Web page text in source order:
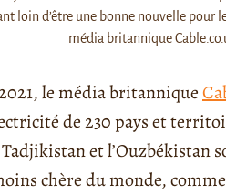
loin d’être une bonne nouvelle pour
média britannique
le média britannique
de 230 pays et
et l’Ouzbékistan
chère du monde,